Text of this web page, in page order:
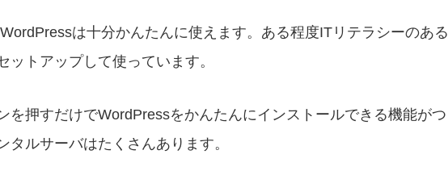
WordPressは十分かんたんに使えます。ある程度ITリテラシーのある
ットアップして使っています。
を押すだけでWordPressをかんたんにインストールできる機能がつ
タルサーバはたくさんあります。